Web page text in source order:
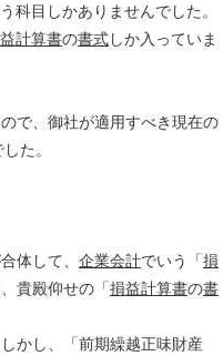
科目しかありませんでした。
計算書の書式しか入っていま
で、御社が適用すべき現在の
た。
体して、 企業会計でいう「損
貴殿仰せの「損益計算書の書
かし、「前期繰越正味財産